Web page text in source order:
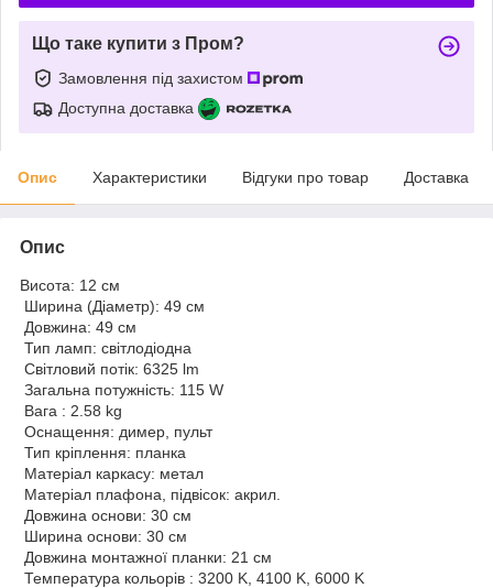
Що таке купити з Пром?
Замовлення під захистом
Доступна доставка
Опис Характеристики Відгуки про товар Доставка
Опис
Висота: 12 см
Ширина (Діаметр): 49 см
Довжина: 49 см
Тип ламп: світлодіодна
Світловий потік: 6325 lm
Загальна потужність: 115 W
Вага : 2.58 kg
Оснащення: димер, пульт
Тип кріплення: планка
Матеріал каркасу: метал
Матеріал плафона, підвісок: акрил.
Довжина основи: 30 см
Ширина основи: 30 см
Довжина монтажної планки: 21 см
Температура кольорів : 3200 K, 4100 K, 6000 K